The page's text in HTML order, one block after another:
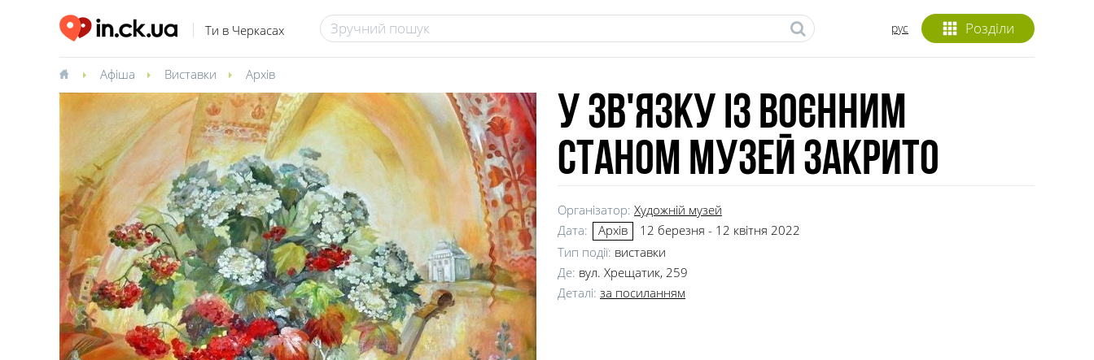
Ти в Черкасах Розділи
рус
Афіша Виставки Архів
У зв'язку із воєнним
станом музей закрито
Організатор: Художній музей
Дата:
Архів
12 березня - 12 квітня 2022
Тип події: виставки
Де: вул. Хрещатик, 259
Деталі: за посиланням